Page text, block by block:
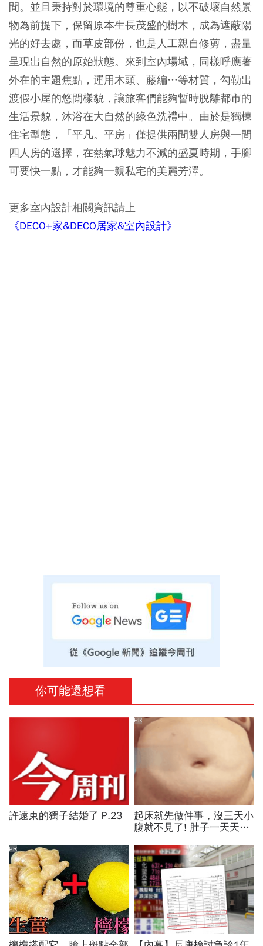
間。並且秉持對於環境的尊重心態，以不破壞自然景
物為前提下，保留原本生長茂盛的樹木，成為遮蔽陽
光的好去處，而草皮部份，也是人工親自修剪，盡量
呈現出自然的原始狀態。來到室內場域，同樣呼應著
外在的主題焦點，運用木頭、藤編…等材質，勾勒出
渡假小屋的悠閒樣貌，讓旅客們能夠暫時脫離都市的
生活景貌，沐浴在大自然的綠色洗禮中。由於是獨棟
住宅型態，「平凡。平房」僅提供兩間雙人房與一間
四人房的選擇，在熱氣球魅力不減的盛夏時期，手腳
可要快一點，才能夠一親私宅的美麗芳澤。
更多室內設計相關資訊請上
《DECO+家&DECO居家&室內設計》
你可能還想看
許遠東的獨子結婚了 P.23
起床就先做件事，沒三天小
腹就不見了! 肚子一天天變
PR
PR